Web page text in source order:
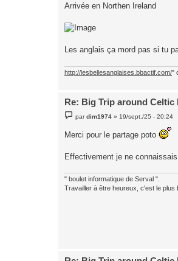
Arrivée en Northen Ireland
Les anglais ça mord pas si tu
http://lesbellesanglaises.bbactif.com/"
Re: Big Trip around Celtic
e
s
e
pardim1974 » 19/sept./25 - 20:24
Merci pour le partage poto
Effectivement je ne
" boulet informatique de Serval ".
Travailler à être heureux, c'est le plus